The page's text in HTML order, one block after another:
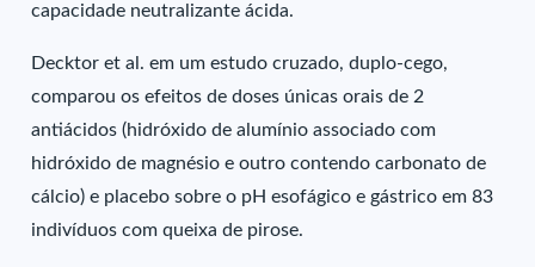
capacidade neutralizante ácida.
Decktor et al. em um estudo cruzado, duplo-cego,
comparou os efeitos de doses únicas orais de 2
antiácidos (hidróxido de alumínio associado com
hidróxido de magnésio e outro contendo carbonato de
cálcio) e placebo sobre o pH esofágico e gástrico em 83
indivíduos com queixa de pirose.